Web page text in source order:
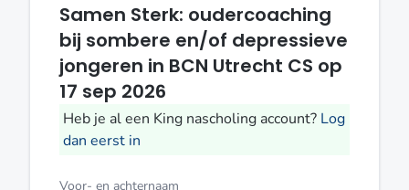
Samen Sterk: oudercoaching
bij sombere en/of depressieve
jongeren in BCN Utrecht CS op
17 sep 2026
Heb je al een King nascholing account? Log
dan eerst in
Voor- en achternaam